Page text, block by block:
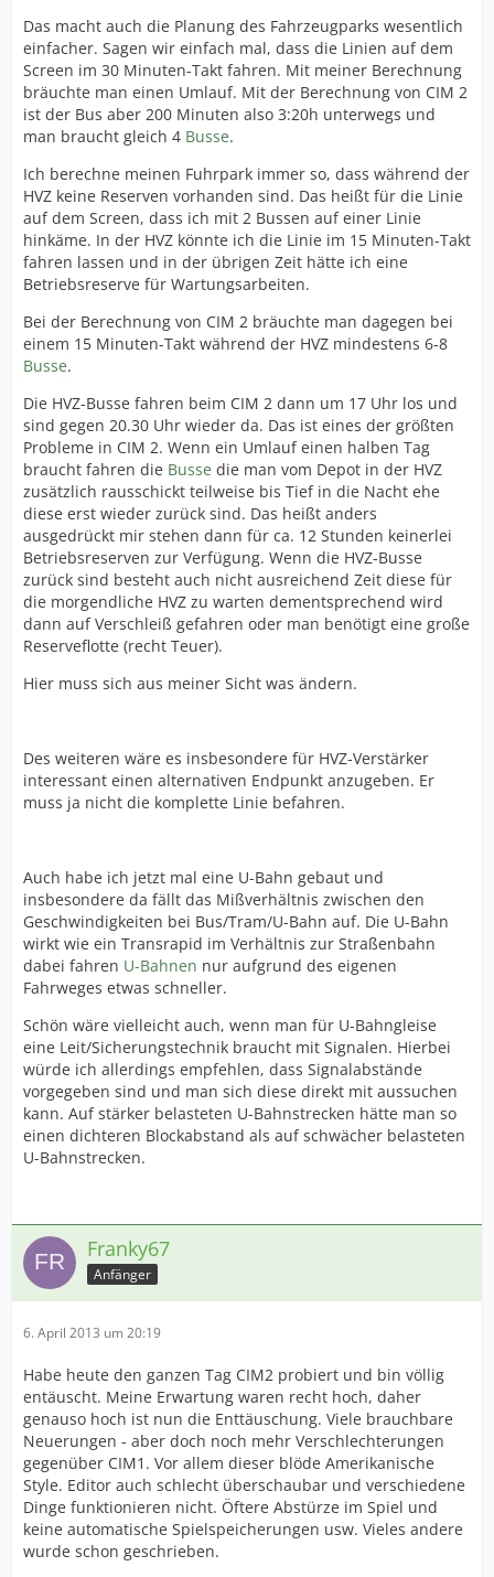
Das macht auch die Planung des Fahrzeugparks wesentlich
einfacher. Sagen wir einfach mal, dass die Linien auf dem
Screen im 30 Minuten-Takt fahren. Mit meiner Berechnung
bräuchte man einen Umlauf. Mit der Berechnung von CIM 2
ist der Bus aber 200 Minuten also 3:20h unterwegs und
man braucht gleich 4 Busse.
Ich berechne meinen Fuhrpark immer so, dass während der
HVZ keine Reserven vorhanden sind. Das heißt für die Linie
auf dem Screen, dass ich mit 2 Bussen auf einer Linie
hinkäme. In der HVZ könnte ich die Linie im 15 Minuten-Takt
fahren lassen und in der übrigen Zeit hätte ich eine
Betriebsreserve für Wartungsarbeiten.
Bei der Berechnung von CIM 2 bräuchte man dagegen bei
einem 15 Minuten-Takt während der HVZ mindestens 6-8
Busse.
Die HVZ-Busse fahren beim CIM 2 dann um 17 Uhr los und
sind gegen 20.30 Uhr wieder da. Das ist eines der größten
Probleme in CIM 2. Wenn ein Umlauf einen halben Tag
braucht fahren die Busse die man vom Depot in der HVZ
zusätzlich rausschickt teilweise bis Tief in die Nacht ehe
diese erst wieder zurück sind. Das heißt anders
ausgedrückt mir stehen dann für ca. 12 Stunden keinerlei
Betriebsreserven zur Verfügung. Wenn die HVZ-Busse
zurück sind besteht auch nicht ausreichend Zeit diese für
die morgendliche HVZ zu warten dementsprechend wird
dann auf Verschleiß gefahren oder man benötigt eine große
Reserveflotte (recht Teuer).
Hier muss sich aus meiner Sicht was ändern.
Des weiteren wäre es insbesondere für HVZ-Verstärker
interessant einen alternativen Endpunkt anzugeben. Er
muss ja nicht die komplette Linie befahren.
Auch habe ich jetzt mal eine U-Bahn gebaut und
insbesondere da fällt das Mißverhältnis zwischen den
Geschwindigkeiten bei Bus/Tram/U-Bahn auf. Die U-Bahn
wirkt wie ein Transrapid im Verhältnis zur Straßenbahn
dabei fahren U-Bahnen nur aufgrund des eigenen
Fahrweges etwas schneller.
Schön wäre vielleicht auch, wenn man für U-Bahngleise
eine Leit/Sicherungstechnik braucht mit Signalen. Hierbei
würde ich allerdings empfehlen, dass Signalabstände
vorgegeben sind und man sich diese direkt mit aussuchen
kann. Auf stärker belasteten U-Bahnstrecken hätte man so
einen dichteren Blockabstand als auf schwächer belasteten
U-Bahnstrecken.
Franky67
Anfänger
6. April 2013 um 20:19
Habe heute den ganzen Tag CIM2 probiert und bin völlig
entäuscht. Meine Erwartung waren recht hoch, daher
genauso hoch ist nun die Enttäuschung. Viele brauchbare
Neuerungen - aber doch noch mehr Verschlechterungen
gegenüber CIM1. Vor allem dieser blöde Amerikanische
Style. Editor auch schlecht überschaubar und verschiedene
Dinge funktionieren nicht. Öftere Abstürze im Spiel und
keine automatische Spielspeicherungen usw. Vieles andere
wurde schon geschrieben.